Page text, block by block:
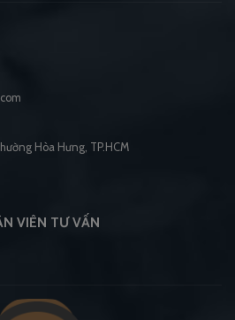
Hòa Hưng, TP.HCM
VIÊN TƯ VẤN